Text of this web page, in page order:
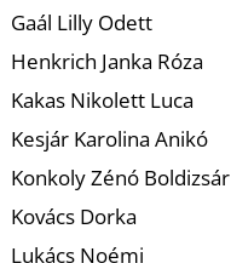
Gaál Lilly Odett
Henkrich Janka Róza
Kakas Nikolett Luca
Kesjár Karolina Anikó
Konkoly Zénó Boldizsár
Kovács Dorka
Lukács Noémi